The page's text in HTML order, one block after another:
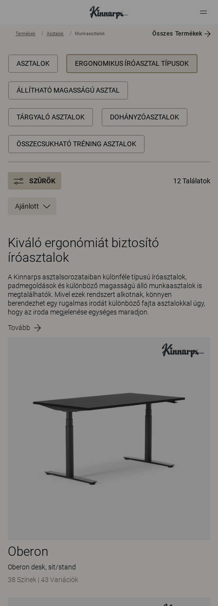
Termékek Asztalok Munkaasztalok Összes Termékek
ASZTALOK ERGONOMIKUS ÍRÓASZTAL TÍPUSOK
ÁLLÍTHATÓ MAGASSÁGÚ ASZTAL
TÁRGYALÓ ASZTALOK DOHÁNYZÓASZTALOK
ÖSSZECSUKHATÓ TRÉNING ASZTALOK
SZÛRÕK 12 Találatok
Ajánlott
Kiváló ergonómiát biztosító
íróasztalok
A Kinnarps asztalsorozataiban különféle típusú íróasztalok,
padmegoldások és különböző magasságú álló munkaasztalok is
megtalálhatók. Mivel ezek rendszert alkotnak, könnyen
berendezhet egy rugalmas irodát különböző fajta asztalokkal úgy,
hogy az iroda megjelenése egységes maradjon.
Tovább
Oberon
Oberon desk, sit/stand
38 Színek | 43 Variációk